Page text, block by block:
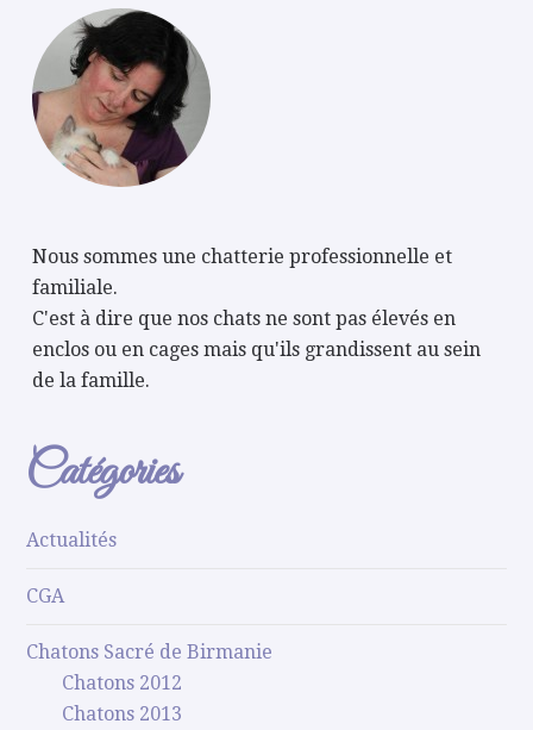
Nous sommes une chatterie professionnelle et
familiale.
C'est à dire que nos chats ne sont pas élevés en
enclos ou en cages mais qu'ils grandissent au sein
de la famille.
Catégories
Actualités
CGA
Chatons Sacré de Birmanie
Chatons 2012
Chatons 2013